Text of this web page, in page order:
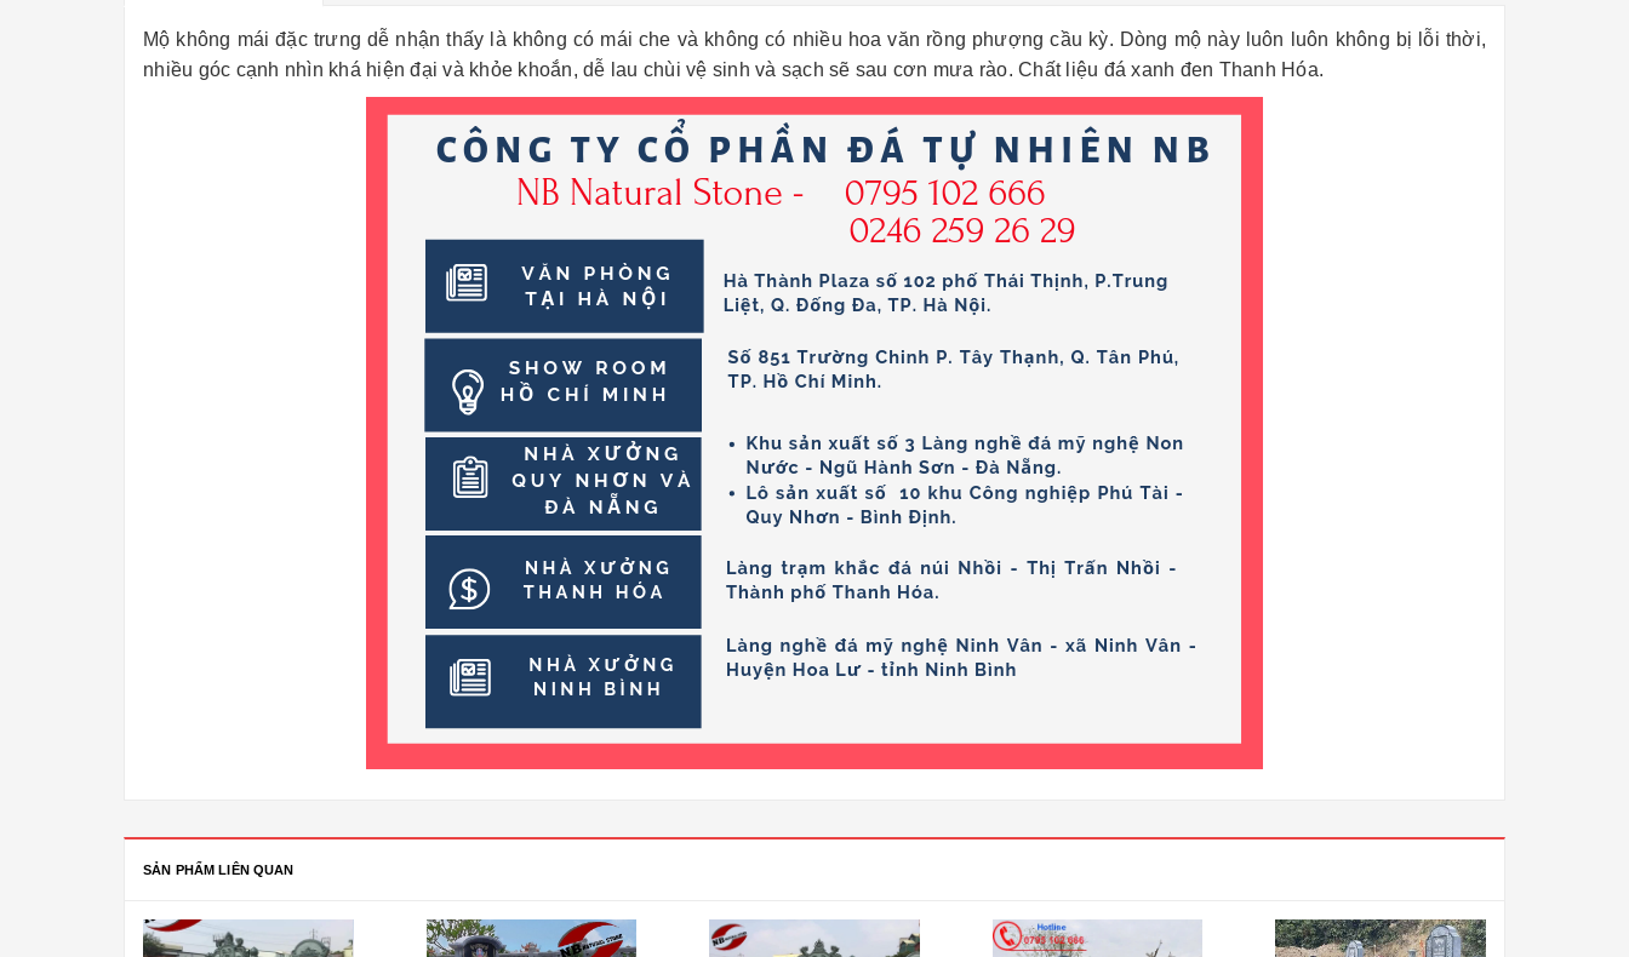
Mộ không mái đặc trưng dễ nhận thấy là không có mái che và không có nhiều hoa văn rồng phượng cầu kỳ. Dòng mộ này luôn luôn không bị lỗi thời,
nhiều góc cạnh nhìn khá hiện đại và khỏe khoắn, dễ lau chùi vệ sinh và sạch sẽ sau cơn mưa rào. Chất liệu đá xanh đen Thanh Hóa.
SẢN PHẨM LIÊN QUAN